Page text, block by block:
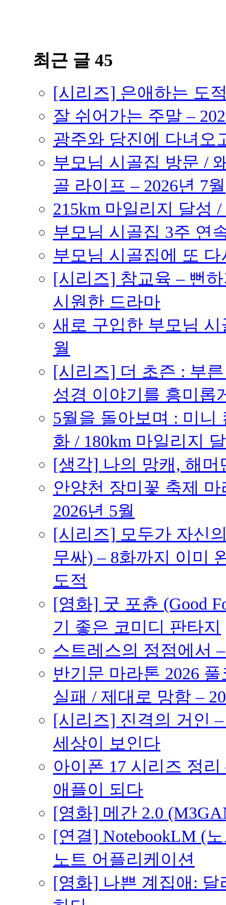
최근 글 45
[시리즈] 은애하는 도
잘 쉬어가는 주말 –
광주와 당진에 다녀오
부모님 시골집 방문 /
골 라이프 – 2026년 7월
215km 마일리지 달성
부모님 시골집 3주 연
부모님 시골집에 또
[시리즈] 참교육 – 뻔
시원한 드라마
새로 구입한 부모님 시
월
[시리즈] 더 초즌 : 부른
성경 이야기를 흥미롭
5월을 돌아보며 : 미니
화 / 180km 마일리지
[생각] 나의 망캐, 해머
안양천 장미꽃 축제
2026년 5월
[시리즈] 모두가 자신
무싸) – 8화까지 이미
도적
[영화] 굿 포츈 (Good
기 좋은 코미디 판타지
스트레스의 정점에서
반기문 마라톤 2026
실패 / 제대로 망함 –
[시리즈] 진격의 거인
세상이 보인다
아이폰 17 시리즈 정
애플이 되다
[영화] 메간 2.0
[연결] NotebookLM (
노트 어플리케이션
[영화] 나쁜 계집애: